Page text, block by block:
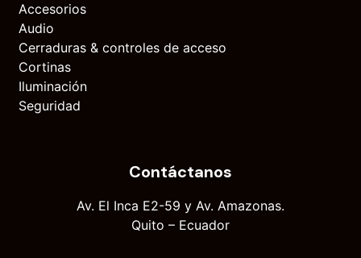
Accesorios
Audio
Cerraduras & controles de acceso
Cortinas
Iluminación
Seguridad
Contáctanos
Av. El Inca E2-59 y Av. Amazonas.
Quito – Ecuador